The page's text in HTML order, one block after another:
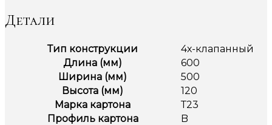
Детали
Тип конструкции
4х-клапанный
Длина (мм)
600
Ширина (мм)
500
Высота (мм)
120
Марка картона
Т23
Профиль картона
B